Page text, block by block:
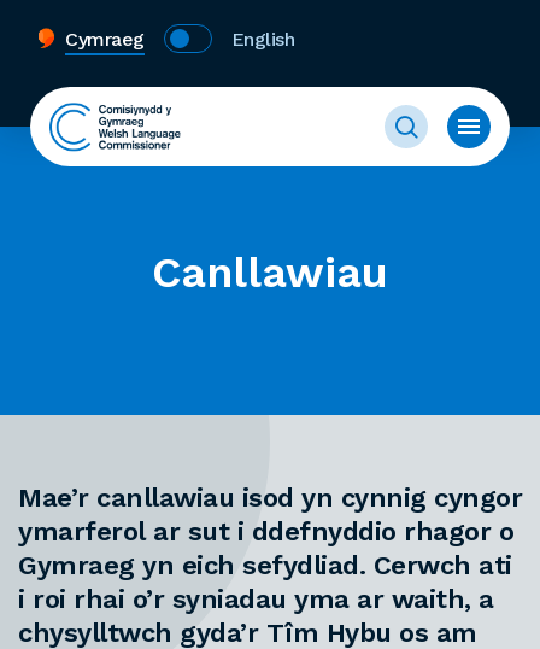
Cymraeg English
Canllawiau
Mae’r canllawiau isod yn cynnig cyngor
ymarferol ar sut i ddefnyddio rhagor o
Gymraeg yn eich sefydliad. Cerwch ati
i roi rhai o’r syniadau yma ar waith, a
chysylltwch gyda’r Tîm Hybu os am